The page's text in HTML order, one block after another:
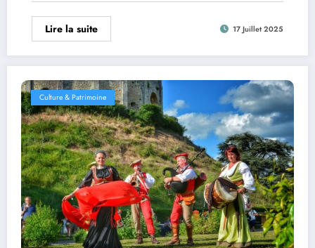
Lire la suite 17 Juillet 2025
Culture & Patrimoine